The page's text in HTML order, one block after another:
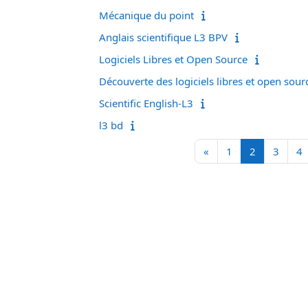
Mécanique du point
Anglais scientifique L3 BPV
Logiciels Libres et Open Source
Découverte des logiciels libres et open
Scientific English-L3
l3 bd
«Page précédente
1 Page 1
2Page 2
3Page 3
4